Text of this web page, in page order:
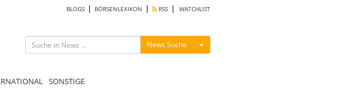
BLOGS BÖRSENLEXIKON RSS WATCHLIST
News Suche Menü ein-/ausblenden
SONSTIGE